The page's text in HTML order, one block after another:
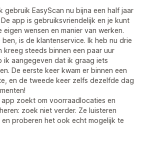
gebruik EasyScan nu bijna een half jaar
app is gebruiksvriendelijk en je kunt
eigen wensen en manier van werken.
is de klantenservice. Ik heb nu drie
kreeg steeds binnen een paar uur
ik aangegeven dat ik graag iets
De eerste keer kwam er binnen een
en de tweede keer zelfs dezelfde dag
zoekt om voorraadlocaties en
zoek niet verder. Ze luisteren
proberen het ook echt mogelijk te